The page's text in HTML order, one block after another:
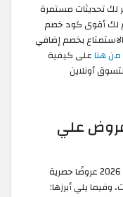
لك تحديثات مستمرة
لك أقوى كود خصم
على الاستمتاع بخصم إضافي
من هناعلى كيفية
أونلاين
عروض علي
تشمل تخفيضات علي اكسبرس راس السنة 2026 عروضًا حصرية
وفيما يلي أبرزها: